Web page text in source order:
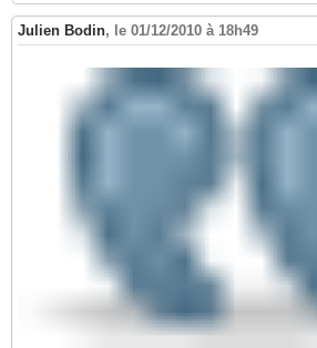
Julien Bodin, le 01/12/2010 à 18h49